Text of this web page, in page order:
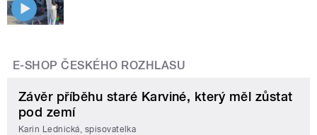
E-SHOP ČESKÉHO ROZHLASU
Závěr příběhu staré Karviné, který měl zůstat
pod zemí
Karin Lednická, spisovatelka